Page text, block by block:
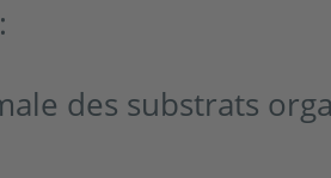
des substrats